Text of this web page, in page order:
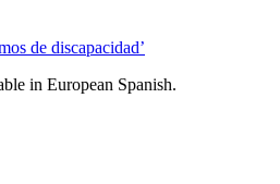
de discapacidad’
in European Spanish.